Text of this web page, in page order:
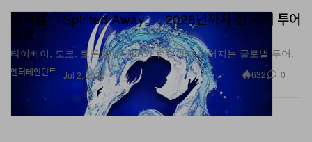
엔터테인먼트
뮤지컬 『Spirited Away』, 2028년까지 전 세계 투어
확정
타이베이, 도쿄, 토론토에서 LA와 런던까지 이어지는 글로벌 투어.
Jul 2, 2026 632 0